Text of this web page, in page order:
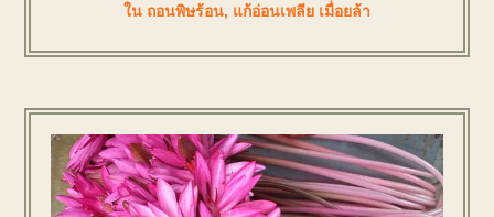
ใน ถอนพิษร้อน, แก้อ่อนเพลีย เมื่อยล้า